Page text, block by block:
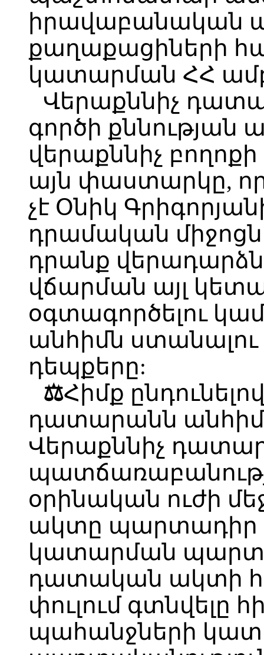
իրավաբանական
քաղաքացիների
կատարման ՀՀ
Վերաքննիչ
գործի քննության
վերաքննիչ
այն փաստարկը,
չէ Օնիկ
դրամական
դրանք
վճարման այլ
օգտագործելու
անհիմն ստանալու
դեպքերը:
⚖Հիմք
դատարանն
Վերաքննիչ
օրինական ուժի
ակտը պարտադիր
կատարման
դատական ակտի
փուլում գտնվելը
պահանջների